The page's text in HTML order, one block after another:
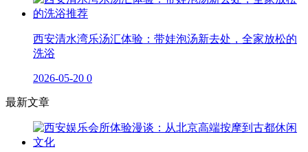
西安清水湾乐汤汇体验：带娃泡汤新去处，全家放松的
洗浴
2026-05-20 0
最新文章